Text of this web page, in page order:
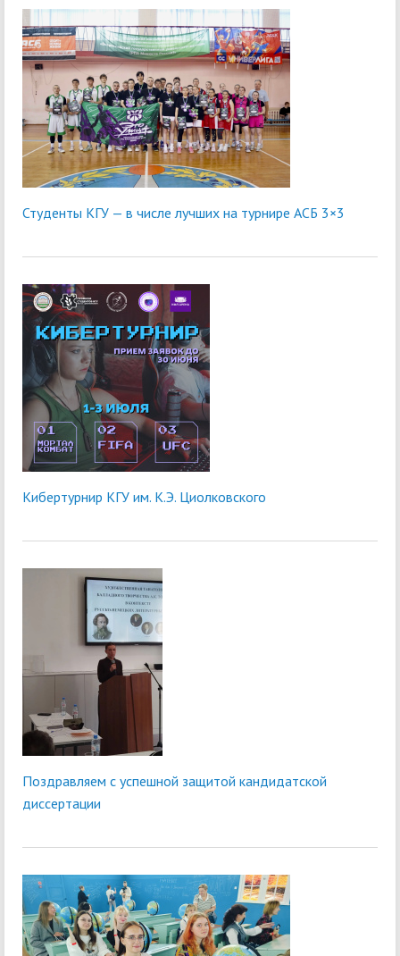
Студенты КГУ — в числе лучших на турнире АСБ 3×3
Кибертурнир КГУ им. К.Э. Циолковского
Поздравляем с успешной защитой кандидатской
диссертации